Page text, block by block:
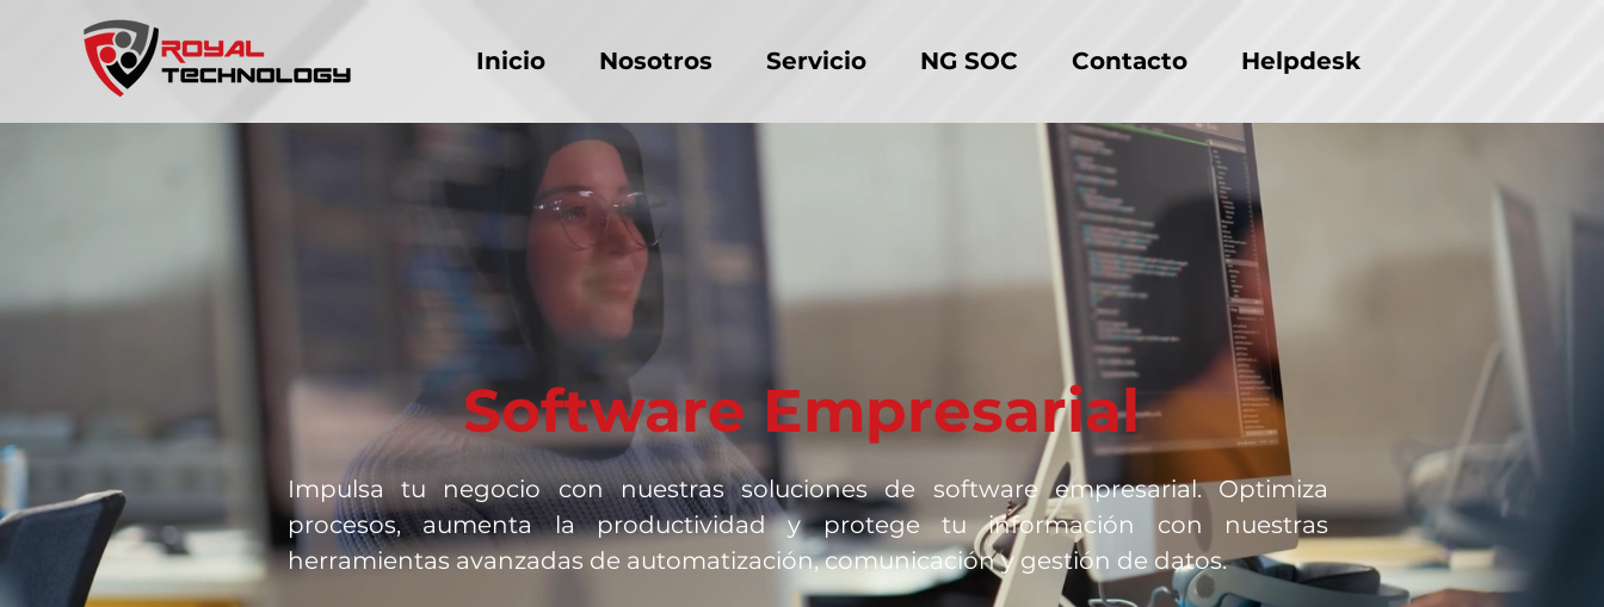
Inicio Nosotros Servicio NG SOC Contacto Helpdesk
Software Empresarial
Impulsa tu negocio con nuestras soluciones de software empresarial. Optimiza
procesos, aumenta la productividad y protege tu información con nuestras
herramientas avanzadas de automatización, comunicación y gestión de datos.